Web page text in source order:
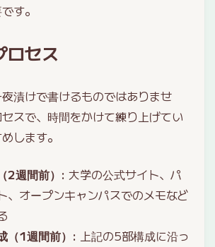
す。
ロセス
漬けで書けるものではありませ
スで、時間をかけて練り上げてい
します。
2週間前） : 大学の公式サイト、パ
、オープンキャンパスでのメモなど
（1週間前） : 上記の5部構成に沿っ